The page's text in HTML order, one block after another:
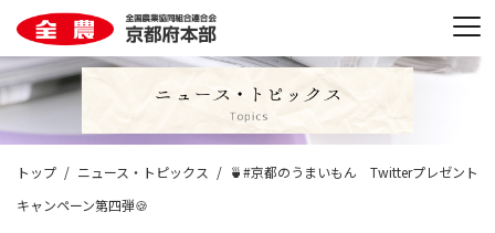
トップ ニュース・トピックス
🍵#京都のうまいもん Twitterプレゼント
キャンペーン第四弾🍪